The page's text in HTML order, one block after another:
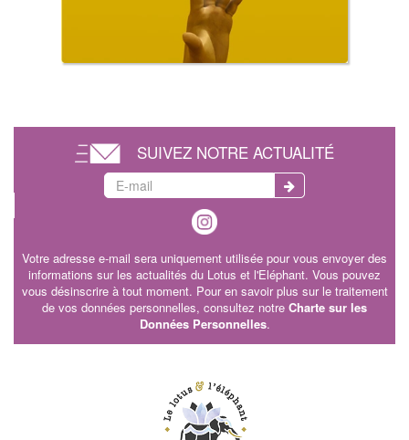
SUIVEZ NOTRE ACTUALITÉ
Votre adresse e-mail sera uniquement utilisée pour vous envoyer des
informations sur les actualités du Lotus et l'Eléphant. Vous pouvez
vous désinscrire à tout moment. Pour en savoir plus sur le traitement
de vos données personnelles, consultez notre Charte sur les
Données Personnelles.